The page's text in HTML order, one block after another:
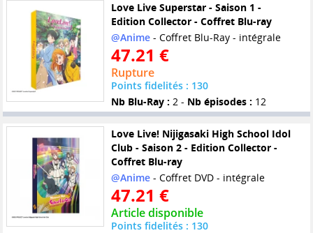
Love Live Superstar - Saison 1 -
Edition Collector - Coffret Blu-ray
@Anime- Coffret Blu-Ray - intégrale
47.21 €
Rupture
Points fidelités : 130
Nb Blu-Ray : 2 - Nb épisodes : 12
Love Live! Nijigasaki High School Idol
Club - Saison 2 - Edition Collector -
Coffret Blu-ray
@Anime- Coffret DVD - intégrale
47.21 €
Article disponible
Points fidelités : 130